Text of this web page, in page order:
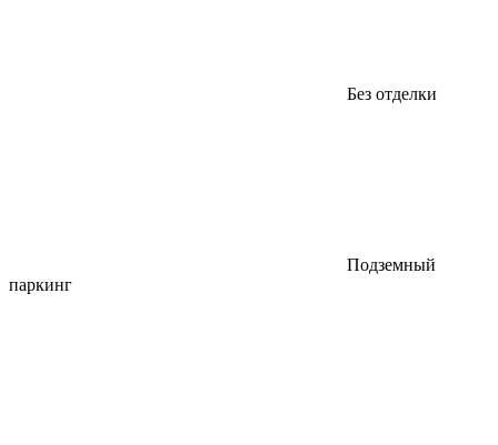
Без отделки
Подземный
паркинг